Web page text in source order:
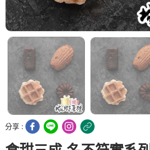
分享 :